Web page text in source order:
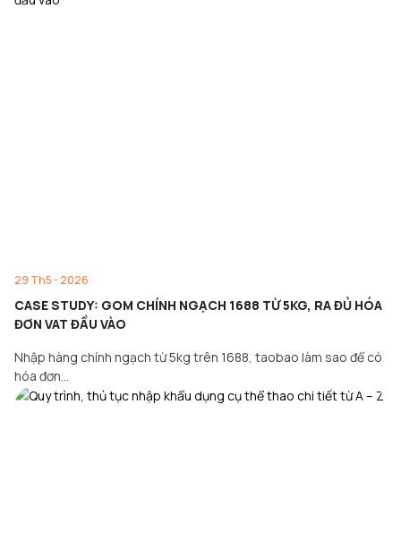
29 Th5 - 2026
CASE STUDY: GOM CHÍNH NGẠCH 1688 TỪ 5KG, RA ĐỦ HÓA
ĐƠN VAT ĐẦU VÀO
Nhập hàng chính ngạch từ 5kg trên 1688, taobao làm sao để có
hóa đơn…